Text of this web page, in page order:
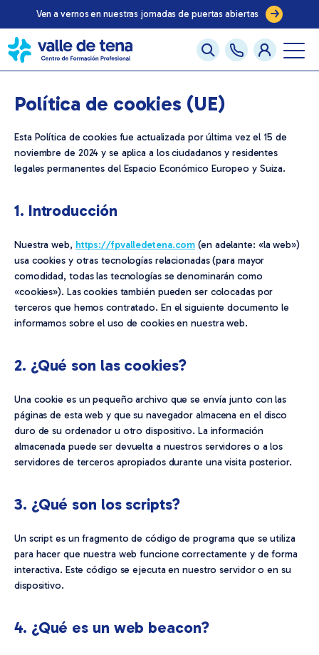
Ven a vernos en nuestras jornadas de puertas abiertas
Política de cookies (UE)
Esta Política de cookies fue actualizada por última vez el 15 de
noviembre de 2024 y se aplica a los ciudadanos y residentes
legales permanentes del Espacio Económico Europeo y Suiza.
1. Introducción
Nuestra web, https://fpvalledetena.com (en adelante: «la web»)
usa cookies y otras tecnologías relacionadas (para mayor
comodidad, todas las tecnologías se denominarán como
«cookies»). Las cookies también pueden ser colocadas por
terceros que hemos contratado. En el siguiente documento le
informamos sobre el uso de cookies en nuestra web.
2. ¿Qué son las cookies?
Una cookie es un pequeño archivo que se envía junto con las
páginas de esta web y que su navegador almacena en el disco
duro de su ordenador u otro dispositivo. La información
almacenada puede ser devuelta a nuestros servidores o a los
servidores de terceros apropiados durante una visita posterior.
3. ¿Qué son los scripts?
Un script es un fragmento de código de programa que se utiliza
para hacer que nuestra web funcione correctamente y de forma
interactiva. Este código se ejecuta en nuestro servidor o en su
dispositivo.
4. ¿Qué es un web beacon?